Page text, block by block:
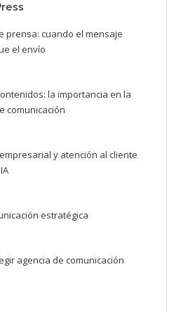
prensa: cuando el mensaje
el envío
la importancia en la
comunicación
y atención al cliente
estratégica
agencia de comunicación